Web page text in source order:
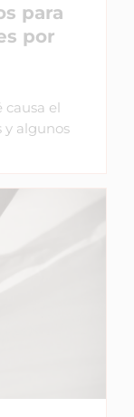
para
por
causa el
y algunos